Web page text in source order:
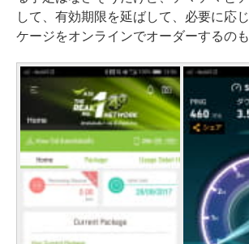
して、有効期限を延ばして、必要に応
ケージをオンラインでオーダーするのも